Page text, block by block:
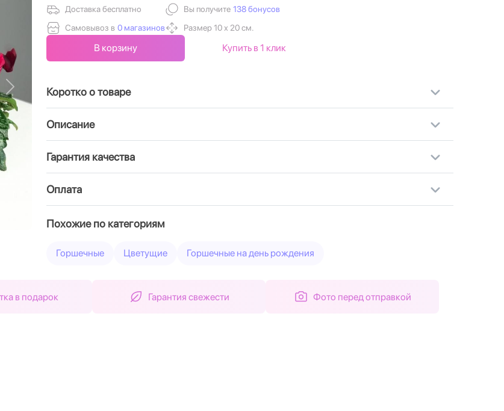
Вперед
Доставка бесплатно
Самовывоз в 0 магазинов
Вы получите 138 бонусов
Размер 10 х 20 см.
В корзину Купить в 1 клик
Коротко о товаре
Описание
Гарантия качества
Оплата
Похожие по категориям
Горшечные Цветущие Горшечные на день рождения
в подарок Гарантия свежести Фото перед отправкой